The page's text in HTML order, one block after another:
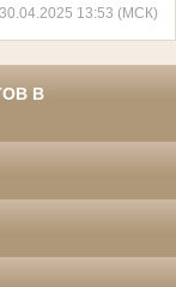
13:53 (МСК)
В